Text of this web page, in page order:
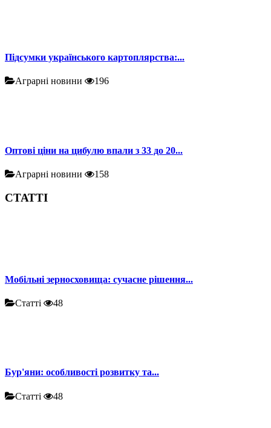
Підсумки українського картоплярства:...
Аграрні новини 196
Оптові ціни на цибулю впали з 33 до 20...
Аграрні новини 158
СТАТТІ
Мобільні зерносховища: сучасне рішення...
Статті 48
Бур'яни: особливості розвитку та...
Статті 48